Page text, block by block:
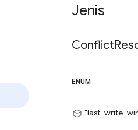
Jenis
Conflict
ENUM